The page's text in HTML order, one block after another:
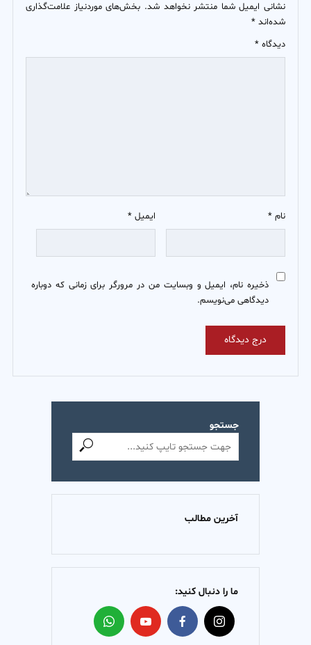
نشانی ایمیل شما منتشر نخواهد شد. بخش‌های موردنیاز علامت‌گذاری
شده‌اند *
دیدگاه *
نام * ایمیل *
ذخیره نام، ایمیل و وبسایت من در مرورگر برای زمانی که دوباره
دیدگاهی می‌نویسم.
جستجو
آخرین مطالب
ما را دنبال کنید: